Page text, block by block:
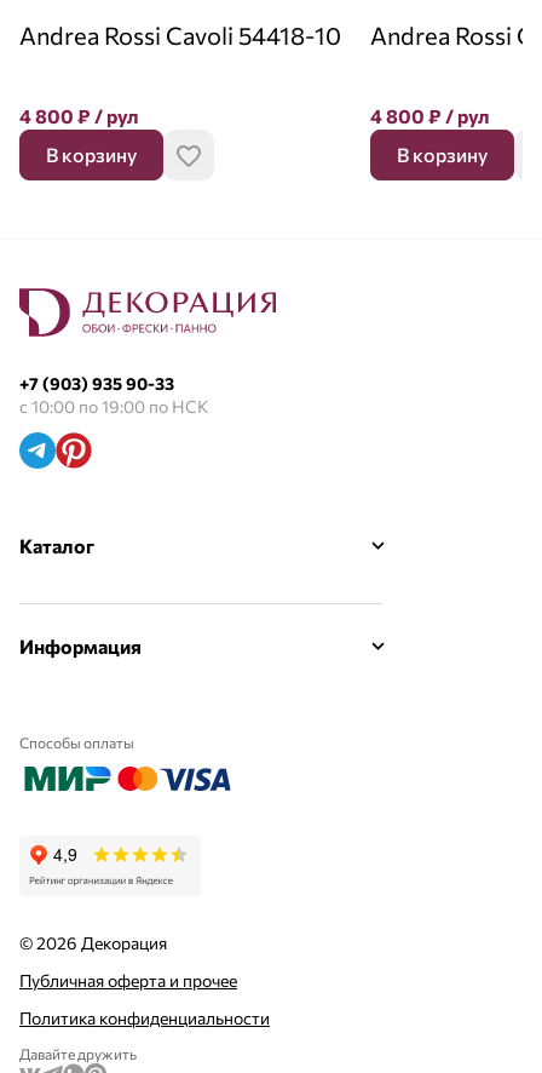
Andrea Rossi Cavoli 54418-10
4 800 ₽ / рул
В корзину
Andrea Rossi
4 800 ₽ / рул
В корзину
+7 (903) 935 90-33
с 10:00 по 19:00 по НСК
Каталог
Информация
Способы оплаты
© 2026 Декорация
Публичная оферта и прочее
Политика конфиденциальности
Давайте дружить